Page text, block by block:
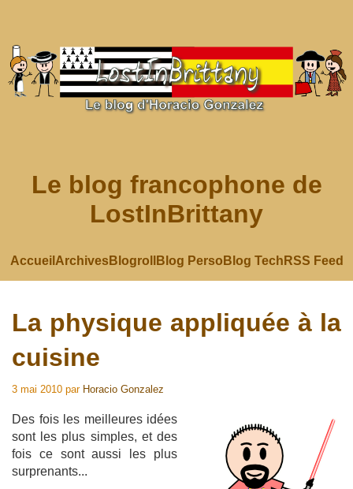
Le blog francophone de
LostInBrittany
Accueil ArchivesBlogroll Blog Perso Blog Tech RSS Feed
La physique appliquée à la
cuisine
3 mai 2010 par Horacio Gonzalez
Des fois les meilleures idées
sont les plus simples, et des
fois ce sont aussi les plus
surprenants...